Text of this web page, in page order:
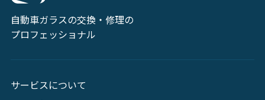
自動車ガラスの交換・修理の
プロフェッショナル
サービスについて